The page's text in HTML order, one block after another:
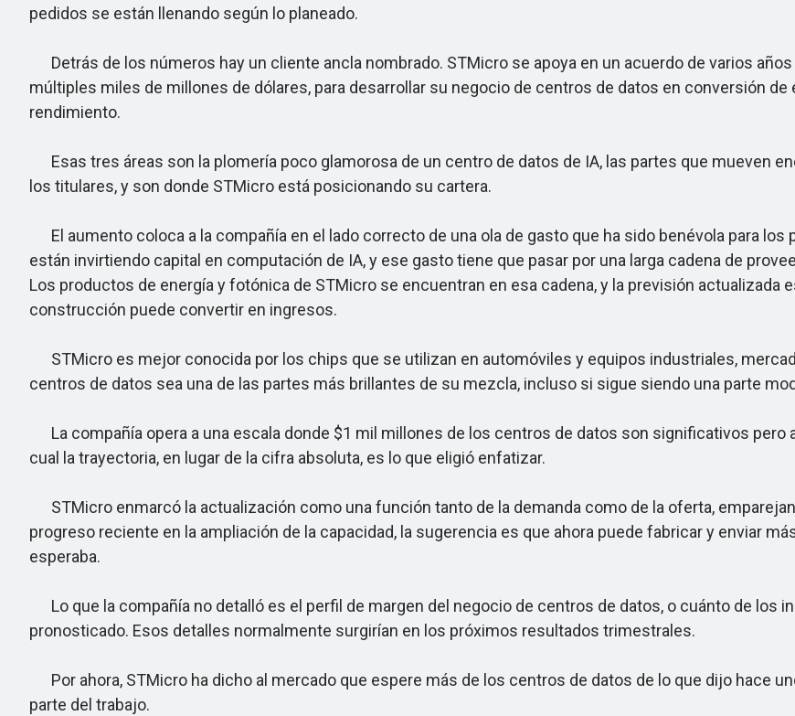
pedidos se están llenando según lo planeado.
Detrás de los números hay un cliente ancla nombrado. STMicro se apoya en un acuerdo de varios
múltiples miles de millones de dólares, para desarrollar su negocio de centros de datos en conversión
rendimiento.
Esas tres áreas son la plomería poco glamorosa de un centro de datos de IA, las partes que mueven
los titulares, y son donde STMicro está posicionando su cartera.
El aumento coloca a la compañía en el lado correcto de una ola de gasto que ha sido benévola para
están invirtiendo capital en computación de IA, y ese gasto tiene que pasar por una larga cadena de
Los productos de energía y fotónica de STMicro se encuentran en esa cadena, y la previsión actualizada
construcción puede convertir en ingresos.
STMicro es mejor conocida por los chips que se utilizan en automóviles y equipos industriales,
centros de datos sea una de las partes más brillantes de su mezcla, incluso si sigue siendo una parte
La compañía opera a una escala donde $1 mil millones de los centros de datos son significativos pero
cual la trayectoria, en lugar de la cifra absoluta, es lo que eligió enfatizar.
STMicro enmarcó la actualización como una función tanto de la demanda como de la oferta,
progreso reciente en la ampliación de la capacidad, la sugerencia es que ahora puede fabricar y enviar
esperaba.
Lo que la compañía no detalló es el perfil de margen del negocio de centros de datos, o cuánto de los
pronosticado. Esos detalles normalmente surgirían en los próximos resultados trimestrales.
Por ahora, STMicro ha dicho al mercado que espere más de los centros de datos de lo que dijo hace
parte del trabajo.